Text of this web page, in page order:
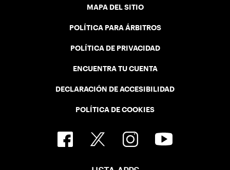
MAPA DEL SITIO
POLÍTICA PARA ÁRBITROS
POLÍTICA DE PRIVACIDAD
ENCUENTRA TU CUENTA
DECLARACIÓN DE ACCESIBILIDAD
POLÍTICA DE COOKIES